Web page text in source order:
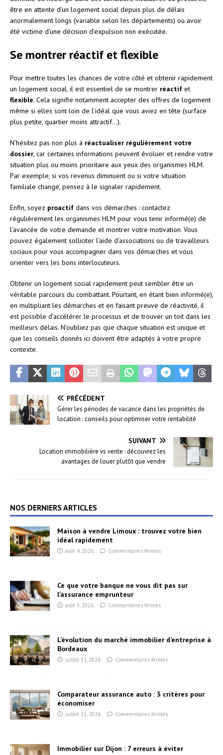
être en attente d’un logement social depuis plus de délais
anormalement longs (variable selon les départements) ou avoir
été victime d’une décision d’expulsion non exécutée.
Se montrer réactif et flexible
Pour mettre toutes les chances de votre côté et obtenir rapidement
un logement social, il est essentiel de se montrer réactif et
flexible. Cela signifie notamment accepter des offres de logement
même si elles sont loin de l’idéal que vous aviez en tête (surface
plus petite, quartier moins attractif…).
N’hésitez pas non plus à réactualiser régulièrement votre
dossier , car certaines informations peuvent évoluer et rendre votre
situation plus ou moins prioritaire aux yeux des organismes HLM.
Par exemple, si vos revenus diminuent ou si votre situation
familiale change, pensez à le signaler rapidement.
Enfin, soyez proactif dans vos démarches : contactez
régulièrement les organismes HLM pour vous tenir informé(e) de
l’avancée de votre demande et montrer votre motivation. Vous
pouvez également solliciter l’aide d’associations ou de travailleurs
sociaux pour vous accompagner dans vos démarches et vous
orienter vers les bons interlocuteurs.
Obtenir un logement social rapidement peut sembler être un
véritable parcours du combattant. Pourtant, en étant bien informé(e),
en multipliant les démarches et en faisant preuve de réactivité, il
est possible d’accélérer le processus et de trouver un toit dans les
meilleurs délais. N’oubliez pas que chaque situation est unique et
que les conseils donnés ici doivent être adaptés à votre propre
contexte.
PRÉCÉDENT
Gérer les périodes de vacance dans les propriétés de
location : conseils pour optimiser votre rentabilité
SUIVANT
Location immobilière vs vente : découvrez les
avantages de louer plutôt que vendre
NOS DERNIERS ARTICLES
Maison à vendre Limoux : trouvez votre bien
idéal rapidement
août 4, 2026 Commentaires fermés
Ce que votre banque ne vous dit pas sur
l’assurance emprunteur
août 3, 2026 Commentaires fermés
L’évolution du marché immobilier d’entreprise à
Bordeaux
juillet 31, 2026 Commentaires fermés
Comparateur assurance auto : 3 critères pour
économiser
juillet 31, 2026 Commentaires fermés
Immobilier sur Dijon : 7 erreurs à éviter